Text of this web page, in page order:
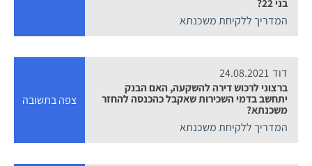
בני 22?
המדריך ללקיחת משכנתא
דוד 24.08.2021
ברצוני לרכוש דירה להשקעה, האם הבנק
יתחשב בדמי השכירות שאקבל כהכנסה להחזר
משכנתא?
המדריך ללקיחת משכנתא
צפה בתשובה